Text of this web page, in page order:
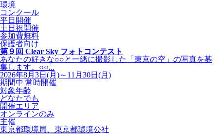
環境
コンクール
平日開催
土日祝開催
参加費無料
保護者向け
第９回 Clear Sky フォトコンテスト
あなたの好きな○○と一緒に撮影した「東京の空」の写真を募
集します。○○...
2026年8月3日(月)～11月30日(月)
期間中 常時開催
対象年齢
どなたでも
開催エリア
オンラインのみ
主催
東京都環境局、東京都環境公社